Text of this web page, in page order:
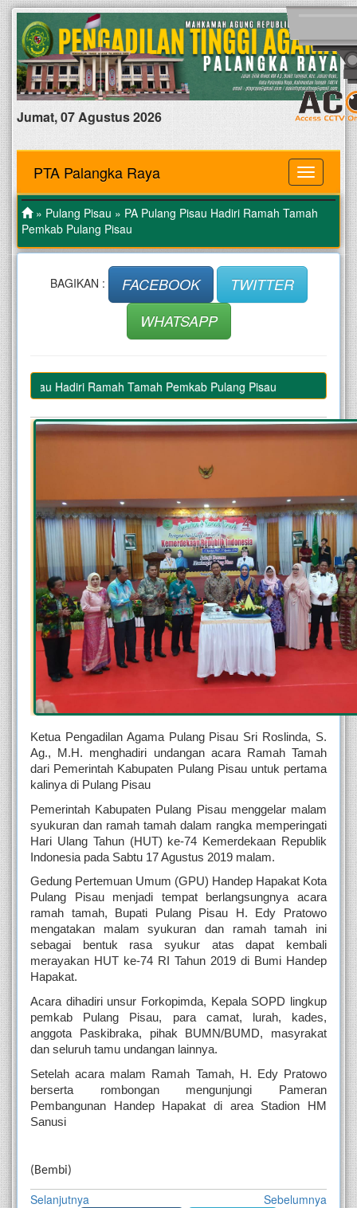
Jumat, 07 Agustus 2026
MENU
PTA Palangka Raya
» Pulang Pisau » PA Pulang Pisau Hadiri Ramah Tamah
Pemkab Pulang Pisau
BAGIKAN : FACEBOOK
TWITTER
WHATSAPP
Pisau Hadiri Ramah Tamah Pemkab Pulang Pisau
Ketua Pengadilan Agama Pulang Pisau Sri Roslinda, S.
Ag., M.H. menghadiri undangan acara Ramah Tamah
dari Pemerintah Kabupaten Pulang Pisau untuk pertama
kalinya di Pulang Pisau
Pemerintah Kabupaten Pulang Pisau menggelar malam
syukuran dan ramah tamah dalam rangka memperingati
Hari Ulang Tahun (HUT) ke-74 Kemerdekaan Republik
Indonesia pada Sabtu 17 Agustus 2019 malam.
Gedung Pertemuan Umum (GPU) Handep Hapakat Kota
Pulang Pisau menjadi tempat berlangsungnya acara
ramah tamah, Bupati Pulang Pisau H. Edy Pratowo
mengatakan malam syukuran dan ramah tamah ini
sebagai bentuk rasa syukur atas dapat kembali
merayakan HUT ke-74 RI Tahun 2019 di Bumi Handep
Hapakat.
Acara dihadiri unsur Forkopimda, Kepala SOPD lingkup
pemkab Pulang Pisau, para camat, lurah, kades,
anggota Paskibraka, pihak BUMN/BUMD, masyrakat
dan seluruh tamu undangan lainnya.
Setelah acara malam Ramah Tamah, H. Edy Pratowo
berserta rombongan mengunjungi Pameran
Pembangunan Handep Hapakat di area Stadion HM
Sanusi
(Bembi)
Selanjutnya Sebelumnya